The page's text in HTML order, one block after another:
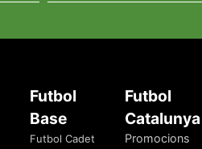
Futbol
Base
Futbol Cadet
Futbol
Catalunya
Promocions